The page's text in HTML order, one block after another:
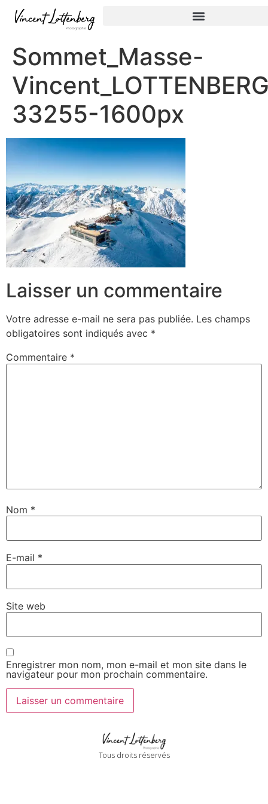
Sommet_Masse-
33255-1600px
Laisser un commentaire
Votre adresse e-mail ne sera pas publiée. Les champs
obligatoires sont indiqués avec *
Commentaire *
Nom *
E-mail *
Site web
Enregistrer mon nom, mon e-mail et mon site dans le
navigateur pour mon prochain commentaire.
Tous droits réservés